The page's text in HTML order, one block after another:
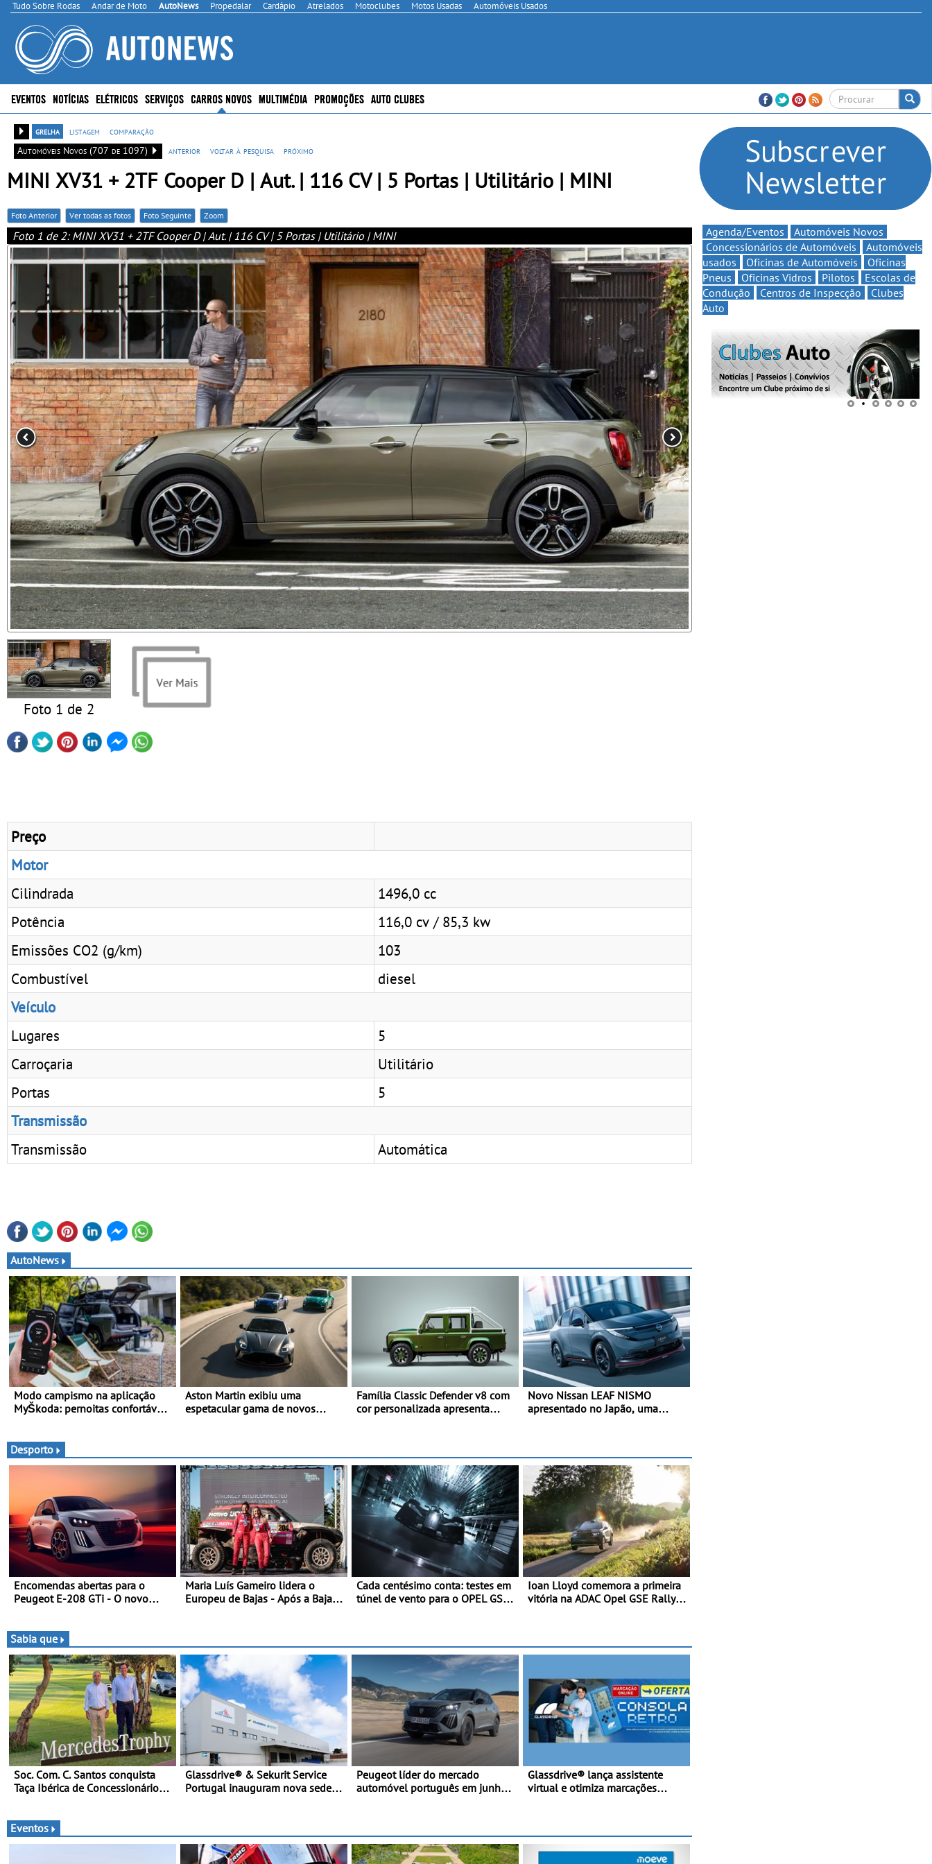
Tudo Sobre Rodas Andar de Moto AutoNews Propedalar Cardápio Atrelados Motoclubes Motos Usadas Automóveis Usados
EVENTOS NOTÍCIAS ELÉTRICOS SERVIÇOS CARROS NOVOS MULTIMÉDIA PROMOÇÕES AUTO CLUBES
grelha listagem
comparação
Automóveis Novos (707 de 1097)
anterior voltar à pesquisa próximo
MINI XV31 + 2TF Cooper D | Aut. | 116 CV | 5 Portas | Utilitário | MINI
Foto Anterior Ver todas as fotos Foto Seguinte Zoom
Foto 1 de 2: MINI XV31 + 2TF Cooper D | Aut. | 116 CV | 5 Portas | Utilitário | MINI
Foto 1 de 2
Preço
Motor
Cilindrada
1496,0 cc
Potência
116,0 cv / 85,3 kw
Emissões CO2 (g/km)
103
Combustível
diesel
Veículo
Lugares
5
Carroçaria
Utilitário
Portas
5
Transmissão
Transmissão
Automática
AutoNews
Modo campismo na aplicação
MyŠkoda: pernoitas confortáveis
Aston Martin exibiu uma
espetacular gama de novos
Família Classic Defender v8 com
cor personalizada apresenta
Novo Nissan LEAF NISMO
apresentado no Japão, uma
geração do modelo elétrico da
marca
Desporto
Encomendas abertas para o
Peugeot E-208 GTi - O novo
categoria
Maria Luís Gameiro lidera o
Europeu de Bajas - Após a Baja
Cada centésimo conta: testes em
túnel de vento para o OPEL GSE
afinação do veículo
Ioan Lloyd comemora a primeira
vitória na ADAC Opel GSE Rally
Sabia que
Soc. Com. C. Santos conquista
Taça Ibérica de Concessionários
Glassdrive® & Sekurit Service
Portugal inauguram nova sede
portefólio e melhoria dos prazos
reduzem tempo de imobilização
Peugeot líder do mercado
automóvel português em junho e
Glassdrive® lança assistente
virtual e otimiza marcações
contínuo ao cliente
Eventos
Agenda/Eventos
Automóveis Novos
Concessionários de Automóveis
Automóveis
usados
Oficinas de Automóveis
Oficinas
Pneus
Oficinas Vidros Pilotos
Escolas de
Condução
Centros de Inspecção
Clubes
Auto